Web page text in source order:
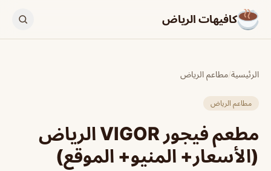
كافيهات الرياض
الرئيسية/مطاعم الرياض
مطاعم الرياض
مطعم فيجور VIGOR الرياض
(الأسعار+ المنيو+ الموقع)